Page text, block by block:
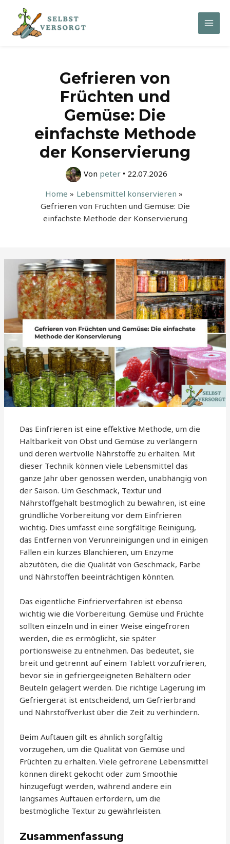
Inhalt
springen
Main
Gefrieren von
Früchten und
Gemüse: Die
einfachste Methode
der Konservierung
Von peter • 22.07.2026
Home
Lebensmittel konservieren
Gefrieren von Früchten und Gemüse: Die
einfachste Methode der Konservierung
Das Einfrieren ist eine effektive Methode, um die
Haltbarkeit von Obst und Gemüse zu verlängern
und deren wertvolle Nährstoffe zu erhalten. Mit
dieser Technik können viele Lebensmittel das
ganze Jahr über genossen werden, unabhängig von
der Saison. Um Geschmack, Textur und
Nährstoffgehalt bestmöglich zu bewahren, ist eine
gründliche Vorbereitung vor dem Einfrieren
wichtig. Dies umfasst eine sorgfältige Reinigung,
das Entfernen von Verunreinigungen und in einigen
Fällen ein kurzes Blanchieren, um Enzyme
abzutöten, die die Qualität von Geschmack, Farbe
und Nährstoffen beeinträchtigen könnten.
Das eigentliche Einfrierverfahren ist ebenso
wichtig wie die Vorbereitung. Gemüse und Früchte
sollten einzeln und in einer Weise eingefroren
werden, die es ermöglicht, sie später
portionsweise zu entnehmen. Das bedeutet, sie
breit und getrennt auf einem Tablett vorzufrieren,
bevor sie in gefriergeeigneten Behältern oder
Beuteln gelagert werden. Die richtige Lagerung im
Gefriergerät ist entscheidend, um Gefrierbrand
und Nährstoffverlust über die Zeit zu verhindern.
Beim Auftauen gilt es ähnlich sorgfältig
vorzugehen, um die Qualität von Gemüse und
Früchten zu erhalten. Viele gefrorene Lebensmittel
können direkt gekocht oder zum Smoothie
hinzugefügt werden, während andere ein
langsames Auftauen erfordern, um die
bestmögliche Textur zu gewährleisten.
Zusammenfassung